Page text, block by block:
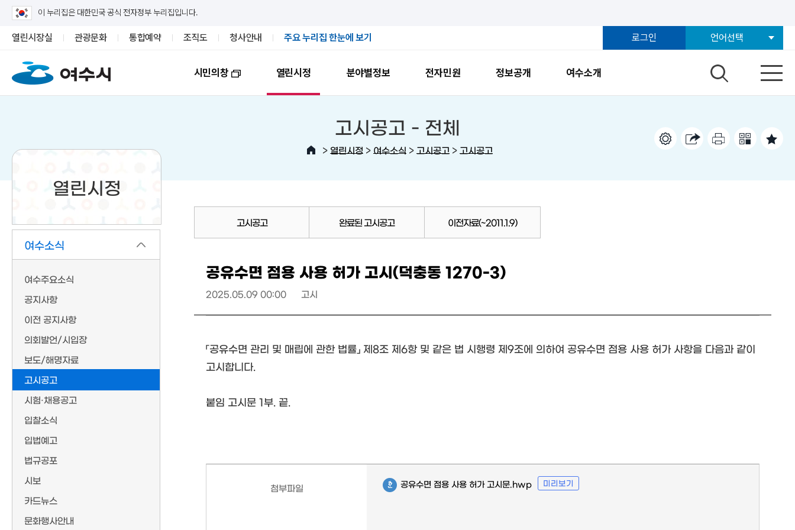
이 누리집은 대한민국 공식 전자정부 누리집입니다.
열린시장실 관광문화 통합예약 조직도 청사안내 주요 누리집 한눈에 보기 로그인 언어선택
시민의창 열린시정 분야별정보 전자민원 정보공개 여수소개
열린시정
여수소식
여수주요소식
공지사항
이전 공지사항
의회발언/시입장
보도/해명자료
고시공고
시험·채용공고
입찰소식
입법예고
법규공포
시보
카드뉴스
문화행사안내
고시공고 - 전체
> 열린시정 > 여수소식 > 고시공고 > 고시공고
고시공고 완료된 고시공고 이전자료(~2011.1.9)
공유수면 점용 사용 허가 고시(덕충동 1270-3)
2025.05.09 00:00 고시
「공유수면 관리 및 매립에 관한 법률」 제8조 제6항 및 같은 법 시행령 제9조에 의하여 공유수면 점용 사용 허가 사항을 다음과 같이
고시합니다.
붙임 고시문 1부. 끝.
첨부파일 공유수면 점용 사용 허가 고시문.hwp 미리보기